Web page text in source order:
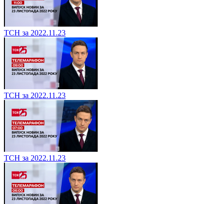
ТСН за 2022.11.23
ТСН за 2022.11.23
ТСН за 2022.11.23